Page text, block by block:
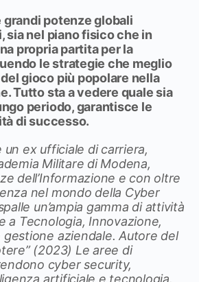
grandi potenze globali
sia nel piano fisico che in
propria partita per la
le strategie che meglio
gioco più popolare nella
Tutto sta a vedere quale sia
periodo, garantisce le
di successo.
ex ufficiale di carriera,
Militare di Modena,
dell’Informazione e con oltre
nel mondo della Cyber
un’ampia gamma di attività
a Tecnologia, Innovazione,
gestione aziendale. Autore del
(2023) Le aree di
cyber security,
artificiale e tecnologia.